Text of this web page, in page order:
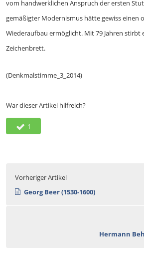
vom handwerklichen Anspruch der ersten
gemäßigter Modernismus hätte gewiss einen
Wiederaufbau ermöglicht. Mit 79 Jahren stirbt
Zeichenbrett.
(Denkmalstimme_3_2014)
War dieser Artikel hilfreich?
1
Vorheriger Artikel
Georg Beer (1530-1600)
Hermann